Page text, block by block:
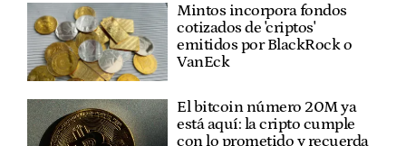
Mintos incorpora fondos
cotizados de 'criptos'
emitidos por BlackRock o
VanEck
El bitcoin número 20M ya
está aquí: la cripto cumple
con lo prometido y recuerda